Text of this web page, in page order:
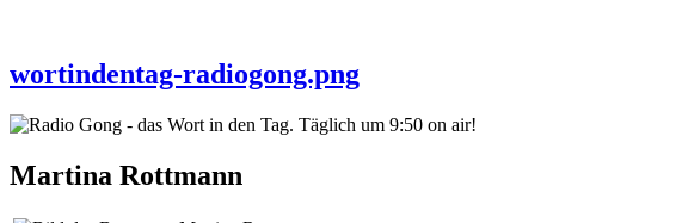
wortindentag-radiogong.png
Martina Rottmann